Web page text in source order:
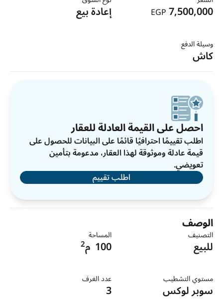
7,500,000
EGP إعادة بيع
وسيلة الدفع
كاش
احصل على القيمة العادلة للعقار
اطلب تقييمًا احترافيًا قائمًا على البيانات للحصول على
قيمة عادلة وموثوقة لهذا العقار، مدعومة بتأمين
تعويضي.
اطلب تقييم
الوصف
التصنيف
للبيع
المساحة
100 م2
مستوي التشطيب
سوبر لوكس
عدد الغرف
3